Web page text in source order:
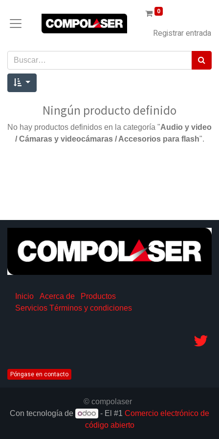
0
Registrar entrada
Ningún producto definido
No hay productos definidos en la categoría "Audio y video
/ Cámaras y videocámaras / Accesorios para flash".
Inicio Acerca de
Productos
Servicios Términos y condiciones
Póngase en contacto
© compolaser
Con tecnología de
- El #1 Comercio electrónico de
código abierto